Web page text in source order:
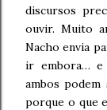
discursos
ouvir. Muito
Nacho envia
ir embora… e
ambos
porque o que